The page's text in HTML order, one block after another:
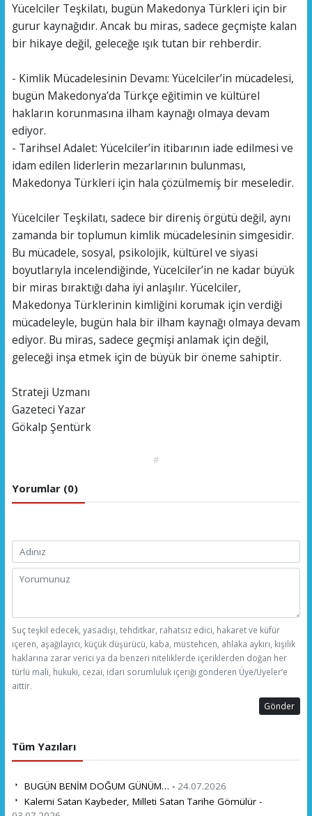
Yücelciler Teşkilatı, bugün Makedonya Türkleri için bir
gurur kaynağıdır. Ancak bu miras, sadece geçmişte kalan
bir hikaye değil, geleceğe ışık tutan bir rehberdir.
- Kimlik Mücadelesinin Devamı: Yücelciler’in mücadelesi,
bugün Makedonya’da Türkçe eğitimin ve kültürel
hakların korunmasına ilham kaynağı olmaya devam
ediyor.
- Tarihsel Adalet: Yücelciler’in itibarının iade edilmesi ve
idam edilen liderlerin mezarlarının bulunması,
Makedonya Türkleri için hala çözülmemiş bir meseledir.
Yücelciler Teşkilatı, sadece bir direniş örgütü değil, aynı
zamanda bir toplumun kimlik mücadelesinin simgesidir.
Bu mücadele, sosyal, psikolojik, kültürel ve siyasi
boyutlarıyla incelendiğinde, Yücelciler’in ne kadar büyük
bir miras bıraktığı daha iyi anlaşılır. Yücelciler,
Makedonya Türklerinin kimliğini korumak için verdiği
mücadeleyle, bugün hala bir ilham kaynağı olmaya devam
ediyor. Bu miras, sadece geçmişi anlamak için değil,
geleceği inşa etmek için de büyük bir öneme sahiptir.
Strateji Uzmanı
Gazeteci Yazar
Gökalp Şentürk
#
Yorumlar (0)
Suç teşkil edecek, yasadışı, tehditkar, rahatsız edici, hakaret ve küfür
içeren, aşağılayıcı, küçük düşürücü, kaba, müstehcen, ahlaka aykırı, kişilik
haklarına zarar verici ya da benzeri niteliklerde içeriklerden doğan her
türlü mali, hukuki, cezai, idari sorumluluk içeriği gönderen Üye/Üyeler’e
aittir.
Gönder
Tüm Yazıları
BUGÜN BENİM DOĞUM GÜNÜM… - 24.07.2026
Kalemi Satan Kaybeder, Milleti Satan Tarihe Gömülür -